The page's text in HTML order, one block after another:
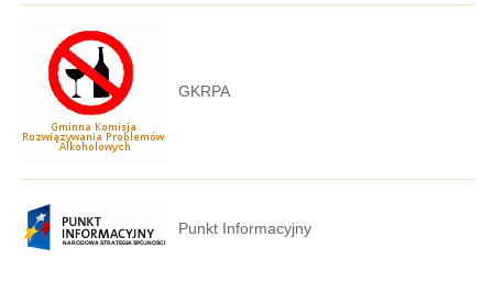
GKRPA
Punkt Informacyjny